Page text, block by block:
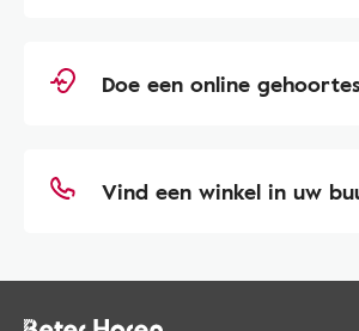
Doe een online
Vind een winkel in uw